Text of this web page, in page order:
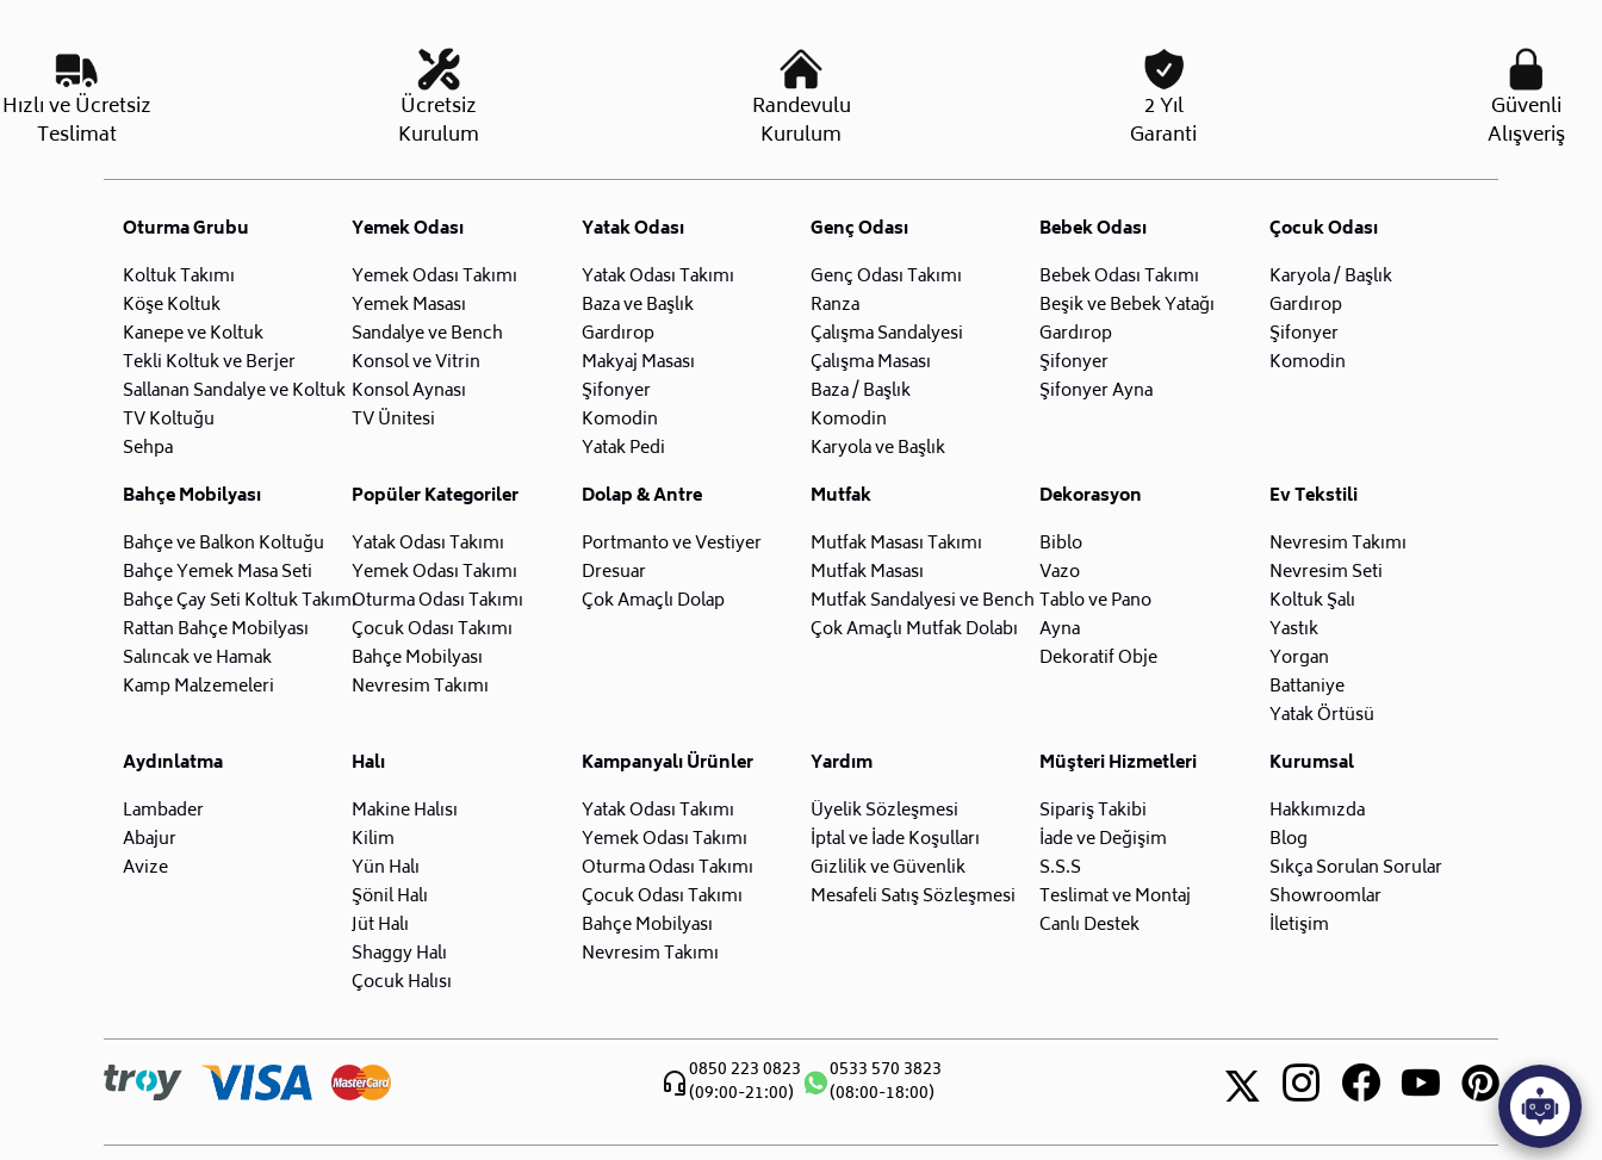
Hızlı ve Ücretsiz
Teslimat
Ücretsiz
Kurulum
Randevulu
Kurulum
2 Yıl
Garanti
Güvenli
Alışveriş
Oturma Grubu
Koltuk Takımı
Köşe Koltuk
Kanepe ve Koltuk
Tekli Koltuk ve Berjer
Sallanan Sandalye ve Koltuk
TV Koltuğu
Sehpa
Yemek Odası
Yemek Odası Takımı
Yemek Masası
Sandalye ve Bench
Konsol ve Vitrin
Konsol Aynası
TV Ünitesi
Yatak Odası
Yatak Odası Takımı
Baza ve Başlık
Gardırop
Makyaj Masası
Şifonyer
Komodin
Yatak Pedi
Genç Odası
Genç Odası Takımı
Ranza
Çalışma Sandalyesi
Çalışma Masası
Baza / Başlık
Komodin
Karyola ve Başlık
Bebek Odası
Bebek Odası Takımı
Beşik ve Bebek Yatağı
Gardırop
Şifonyer
Şifonyer Ayna
Çocuk Odası
Karyola / Başlık
Gardırop
Şifonyer
Komodin
Bahçe Mobilyası
Bahçe ve Balkon Koltuğu
Bahçe Yemek Masa Seti
Bahçe Çay Seti Koltuk Takımı
Rattan Bahçe Mobilyası
Salıncak ve Hamak
Kamp Malzemeleri
Popüler Kategoriler
Yatak Odası Takımı
Yemek Odası Takımı
Oturma Odası Takımı
Çocuk Odası Takımı
Bahçe Mobilyası
Nevresim Takımı
Dolap & Antre
Portmanto ve Vestiyer
Dresuar
Çok Amaçlı Dolap
Mutfak
Mutfak Masası Takımı
Mutfak Masası
Mutfak Sandalyesi ve Bench
Çok Amaçlı Mutfak Dolabı
Dekorasyon
Biblo
Vazo
Tablo ve Pano
Ayna
Dekoratif Obje
Ev Tekstili
Nevresim Takımı
Nevresim Seti
Koltuk Şalı
Yastık
Yorgan
Battaniye
Yatak Örtüsü
Aydınlatma
Lambader
Abajur
Avize
Halı
Makine Halısı
Kilim
Yün Halı
Şönil Halı
Jüt Halı
Shaggy Halı
Çocuk Halısı
Kampanyalı Ürünler
Yatak Odası Takımı
Yemek Odası Takımı
Oturma Odası Takımı
Çocuk Odası Takımı
Bahçe Mobilyası
Nevresim Takımı
Yardım
Üyelik Sözleşmesi
İptal ve İade Koşulları
Gizlilik ve Güvenlik
Mesafeli Satış Sözleşmesi
Müşteri Hizmetleri
Sipariş Takibi
İade ve Değişim
S.S.S
Teslimat ve Montaj
Canlı Destek
Kurumsal
Hakkımızda
Blog
Sıkça Sorulan Sorular
Showroomlar
İletişim
0850 223 0823
(09:00-21:00)
0533 570 3823
(08:00-18:00)